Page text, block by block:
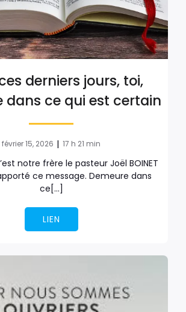
derniers jours, toi,
dans ce qui est certain
février 15, 2026 | 17 h 21 min
notre frère le pasteur Joël BOINET
ce message. Demeure dans
ce[…]
LIEN